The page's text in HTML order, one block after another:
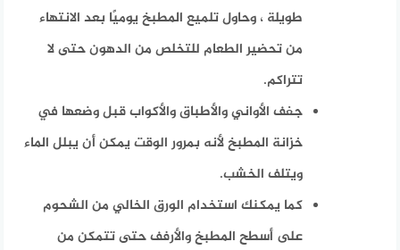
طويلة ، وحاول تلميع المطبخ يوميًا بعد الانتهاء
من تحضير الطعام للتخلص من الدهون حتى لا
تتراكم.
جفف الأواني والأطباق والأكواب قبل وضعها في
خزانة المطبخ لأنه بمرور الوقت يمكن أن يبلل الماء
ويتلف الخشب.
كما يمكنك استخدام الورق الخالي من الشحوم
على أسطح المطبخ والأرفف حتى تتمكن من